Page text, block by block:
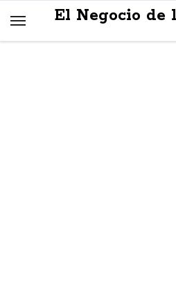
El Negocio de